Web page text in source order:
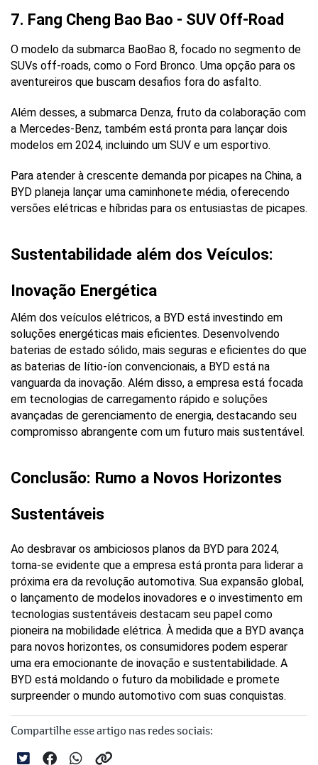
7. Fang Cheng Bao Bao - SUV Off-Road
O modelo da submarca BaoBao 8, focado no segmento de
SUVs off-roads, como o Ford Bronco. Uma opção para os
aventureiros que buscam desafios fora do asfalto.
Além desses, a submarca Denza, fruto da colaboração com
a Mercedes-Benz, também está pronta para lançar dois
modelos em 2024, incluindo um SUV e um esportivo.
Para atender à crescente demanda por picapes na China, a
BYD planeja lançar uma caminhonete média, oferecendo
versões elétricas e híbridas para os entusiastas de picapes.
Sustentabilidade além dos Veículos:
Inovação Energética
Além dos veículos elétricos, a BYD está investindo em
soluções energéticas mais eficientes. Desenvolvendo
baterias de estado sólido, mais seguras e eficientes do que
as baterias de lítio-íon convencionais, a BYD está na
vanguarda da inovação. Além disso, a empresa está focada
em tecnologias de carregamento rápido e soluções
avançadas de gerenciamento de energia, destacando seu
compromisso abrangente com um futuro mais sustentável.
Conclusão: Rumo a Novos Horizontes
Sustentáveis
Ao desbravar os ambiciosos planos da BYD para 2024,
torna-se evidente que a empresa está pronta para liderar a
próxima era da revolução automotiva. Sua expansão global,
o lançamento de modelos inovadores e o investimento em
tecnologias sustentáveis destacam seu papel como
pioneira na mobilidade elétrica. À medida que a BYD avança
para novos horizontes, os consumidores podem esperar
uma era emocionante de inovação e sustentabilidade. A
BYD está moldando o futuro da mobilidade e promete
surpreender o mundo automotivo com suas conquistas.
Compartilhe esse artigo nas redes sociais: